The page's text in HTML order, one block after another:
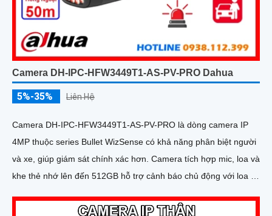
Camera DH-IPC-HFW3449T1-AS-PV-PRO Dahua
5%-35% Liên Hệ
Camera DH-IPC-HFW3449T1-AS-PV-PRO là dòng camera IP
4MP thuộc series Bullet WizSense có khả năng phân biệt người
và xe, giúp giám sát chính xác hơn. Camera tích hợp mic, loa và
khe thẻ nhớ lên đến 512GB hỗ trợ cảnh báo chủ động với loa và